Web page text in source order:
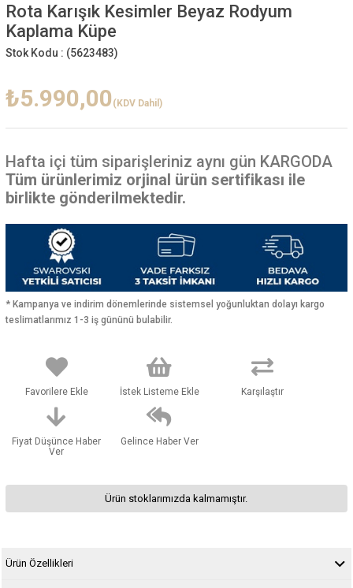
Rota Karışık Kesimler Beyaz Rodyum
Kaplama Küpe
Stok Kodu : (5623483)
₺5.990,00 (KDV Dahil)
Hafta içi tüm siparişleriniz aynı gün KARGODA
Tüm ürünlerimiz orjinal ürün sertifikası ile
birlikte gönderilmektedir.
* Kampanya ve indirim dönemlerinde sistemsel yoğunluktan dolayı kargo
teslimatlarımız 1-3 iş gününü bulabilir.
Favorilere Ekle İstek Listeme Ekle Karşılaştır
Fiyat Düşünce Haber
Ver
Gelince Haber Ver
Ürün stoklarımızda kalmamıştır.
Ürün Özellikleri